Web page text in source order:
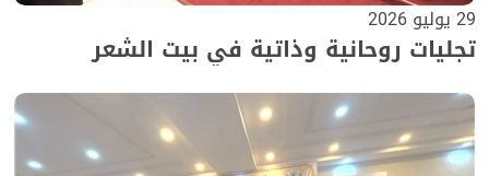
29 يوليو 2026
تجليات روحانية وذاتية في بيت الشعر